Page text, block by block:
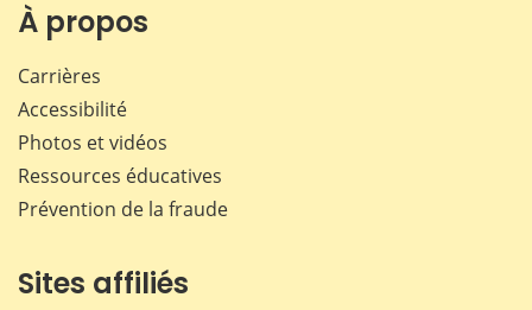
À propos
Carrières
Accessibilité
Photos et vidéos
Ressources éducatives
Prévention de la fraude
Sites affiliés